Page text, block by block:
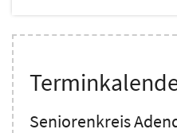
Seniorenkreis